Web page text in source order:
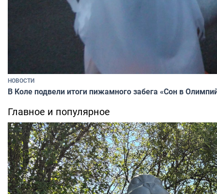
НОВОСТИ
В Коле подвели итоги пижамного забега «Сон в
Главное и популярное